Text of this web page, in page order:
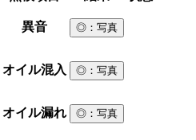
異音 ◎ ：写真
オイル混入 ◎ ：写真
オイル漏れ ◎ ：写真